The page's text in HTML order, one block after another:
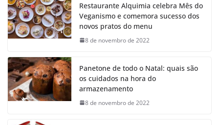
Restaurante Alquimia celebra Mês do
Veganismo e comemora sucesso dos
novos pratos do menu
8 de novembro de 2022
Panetone de todo o Natal: quais são
os cuidados na hora do
armazenamento
8 de novembro de 2022